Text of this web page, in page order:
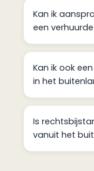
Kan ik
een
Kan ik ook
in het
Is
vanuit het